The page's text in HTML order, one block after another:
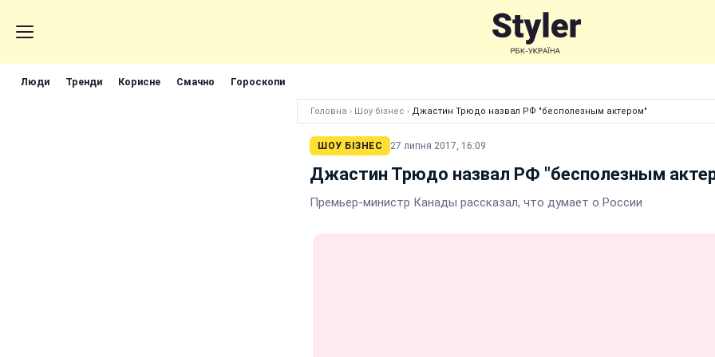
Люди Тренди Корисне Смачно Гороскопи
Головна › Шоу бізнес › Джастин Трюдо назвал РФ "бесполезным актером"
ШОУ БІЗНЕС 27 липня 2017, 16:09
Джастин Трюдо назвал РФ "бесполезным
Премьер-министр Канады рассказал, что думает о России